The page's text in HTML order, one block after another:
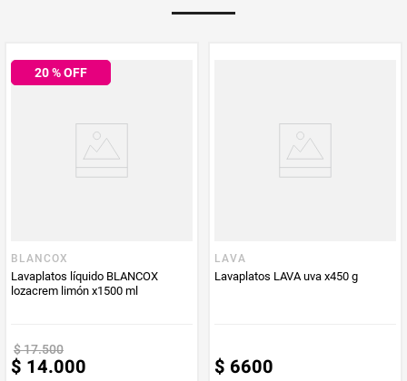
ahora el Axion Limón Líquido!
PUM - Medida
Producto (kg)
20% OFF
BLANCOX
Lavaplatos líquido BLANCOX
lozacrem limón x1500 ml
$17.500
$ 14.000
LAVA
Lavaplatos LAVA uva x450 g
$ 6600